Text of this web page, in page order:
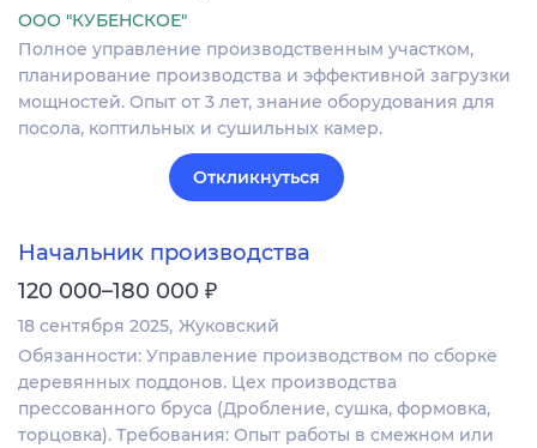
ООО "КУБЕНСКОЕ"
Полное управление производственным участком,
планирование производства и эффективной загрузки
мощностей. Опыт от 3 лет, знание оборудования для
посола, коптильных и сушильных камер.
Откликнуться
Начальник производства
120 000–180 000 ₽
18 сентября 2025 Жуковский
Обязанности: Управление производством по сборке
деревянных поддонов. Цех производства
прессованного бруса (Дробление, сушка, формовка,
торцовка). Требования: Опыт работы в смежном или